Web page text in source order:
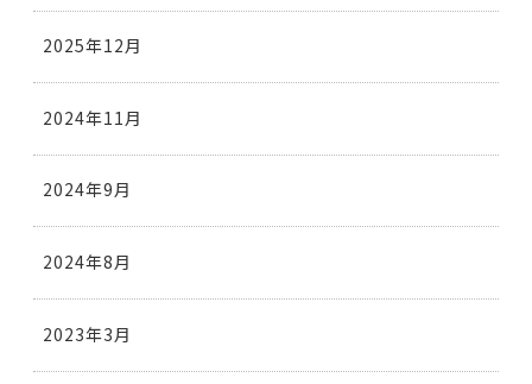
2025年12月
2024年11月
2024年9月
2024年8月
2023年3月